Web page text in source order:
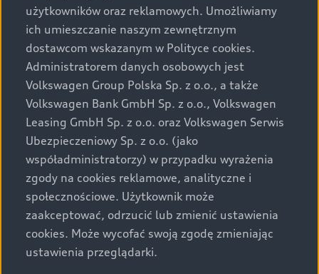
użytkowników oraz reklamowych. Umożliwiamy
ich umieszczanie naszym zewnętrznym
dostawcom wskazanym w Polityce cookies.
Administratorem danych osobowych jest
Volkswagen Group Polska Sp. z o.o., a także
Volkswagen Bank GmbH Sp. z o.o., Volkswagen
Leasing GmbH Sp. z o.o. oraz Volkswagen Serwis
Ubezpieczeniowy Sp. z o.o. (jako
współadministratorzy) w przypadku wyrażenia
zgody na cookies reklamowe, analityczne i
społecznościowe. Użytkownik może
zaakceptować, odrzucić lub zmienić ustawienia
cookies. Może wycofać swoją zgodę zmieniając
ustawienia przeglądarki.
Audi zastrzega sobie możliwość wprowadzenia zmian w
prezentowanych wersjach. Przedstawione detale
wyposażenia mogą różnić się od specyfikacji
przewidzianej na rynek polski. Zamieszczone zdjęcia
mogą przedstawiać wyposażenie opcjonalne, dostępne
za dopłatą. Wiążące ustalenie ceny, wyposażenia i
specyfikacji pojazdu następują w umowie sprzedaży, a
określenie parametrów technicznych zawiera
świadectwo homologacji typu pojazdu. Zastrzegamy
sobie prawo do zmian i pomyłek. Wszelkie informacje
prezentowane na stronie są aktualne na dzień ich
zamieszczania. W celu uzyskania najnowszych
informacji prosimy kontaktować się z Partnerem Marki
Audi.